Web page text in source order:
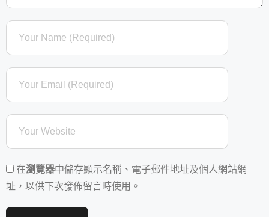
在瀏覽器中儲存顯示名稱、電子郵件地址及個人網站網
址，以供下次發佈留言時使用。